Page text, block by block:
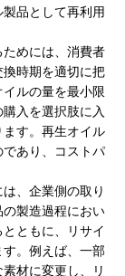
品として再利用
めには、消費者
時期を適切に把
ルの量を最小限
入を選択肢に入
す。再生オイル
あり、コストパ
、企業側の取り
製造過程におい
ともに、リサイ
。例えば、一部
材に変更し、リ